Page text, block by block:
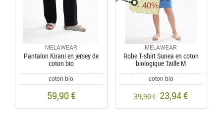
MELAWEAR
Pantalon Kirani en jersey de
coton bio
coton bio
59,90 €
- 40%
MELAWEAR
Robe T-shirt Sunea en coton
biologique Taille M
coton bio
39,90 € 23,94 €